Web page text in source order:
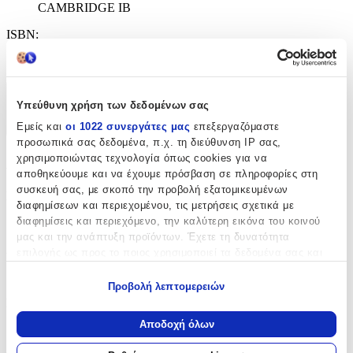
Υπεύθυνη χρήση των δεδομένων σας
Εμείς και οι 1022 συνεργάτες μας επεξεργαζόμαστε
προσωπικά σας δεδομένα, π.χ. τη διεύθυνση IP σας,
χρησιμοποιώντας τεχνολογία όπως cookies για να
αποθηκεύουμε και να έχουμε πρόσβαση σε πληροφορίες στη
συσκευή σας, με σκοπό την προβολή εξατομικευμένων
διαφημίσεων και περιεχομένου, τις μετρήσεις σχετικά με
διαφημίσεις και περιεχόμενο, την καλύτερη εικόνα του κοινού
μας και την ανάπτυξη προϊόντων. Έχετε τη δυνατότητα
Να συλλέξουμε πληροφορίες σχετικά με τη γεωγραφική
σας τοποθεσία, οι οποίες μπορεί να είναι ακριβείς σε
απόσταση μερικών μέτρων
Προβολή λεπτομερειών
Αποδοχή όλων
CAMBRIDGE IB
ISBN:
Χαρακτηριστικά
+
Χαρακτηριστικά
Εκδότης:
Cambridge